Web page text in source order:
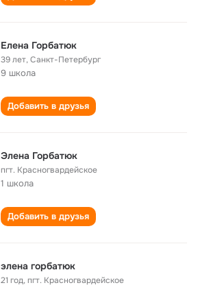
Елена Горбатюк
39 лет,Санкт-Петербург
9 школа
Добавить в друзья
Элена Горбатюк
пгт. Красногвардейское
1 школа
Добавить в друзья
элена горбатюк
21 год,пгт. Красногвардейское